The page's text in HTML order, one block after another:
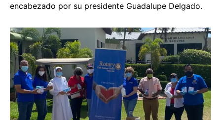
encabezado por su presidente Guadalupe Delgado.